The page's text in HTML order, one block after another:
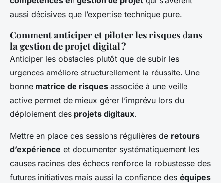
aussi décisives que l’expertise technique pure.
Comment anticiper et piloter les risques dans
la gestion de projet digital ?
Anticiper les obstacles plutôt que de subir les
urgences améliore structurellement la réussite. Une
bonne matrice de risques associée à une veille
active permet de mieux gérer l’imprévu lors du
déploiement des projets digitaux.
Mettre en place des sessions régulières de retours
d’expérience et documenter systématiquement les
causes racines des échecs renforce la robustesse des
futures initiatives mais aussi la confiance des équipes